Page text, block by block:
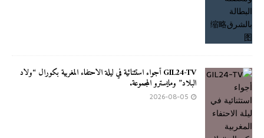
GIL24-TV أجواء استثنائية في ليلة الاحتفاء المغربية بكورال “ولاد
البلاد” ومايسترو المجموعة.
2026-08-05